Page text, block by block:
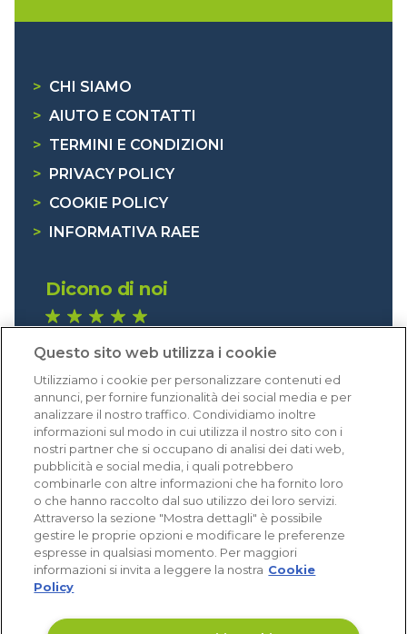
> CHI SIAMO
> AIUTO E CONTATTI
> TERMINI E CONDIZIONI
>
PRIVACY POLICY
> COOKIE POLICY
>
INFORMATIVA RAEE
Dicono di noi
Eccellente (4,8)
Acquisti verificati
Questo sito web utilizza i cookie
Utilizziamo i cookie per personalizzare contenuti ed
annunci, per fornire funzionalità dei social media e per
analizzare il nostro traffico. Condividiamo inoltre
informazioni sul modo in cui utilizza il nostro sito con i
nostri partner che si occupano di analisi dei dati web,
pubblicità e social media, i quali potrebbero
combinarle con altre informazioni che ha fornito loro
o che hanno raccolto dal suo utilizzo dei loro servizi.
Attraverso la sezione "Mostra dettagli" è possibile
gestire le proprie opzioni e modificare le preferenze
espresse in qualsiasi momento. Per maggiori
informazioni si invita a leggere la nostra Cookie
Policy